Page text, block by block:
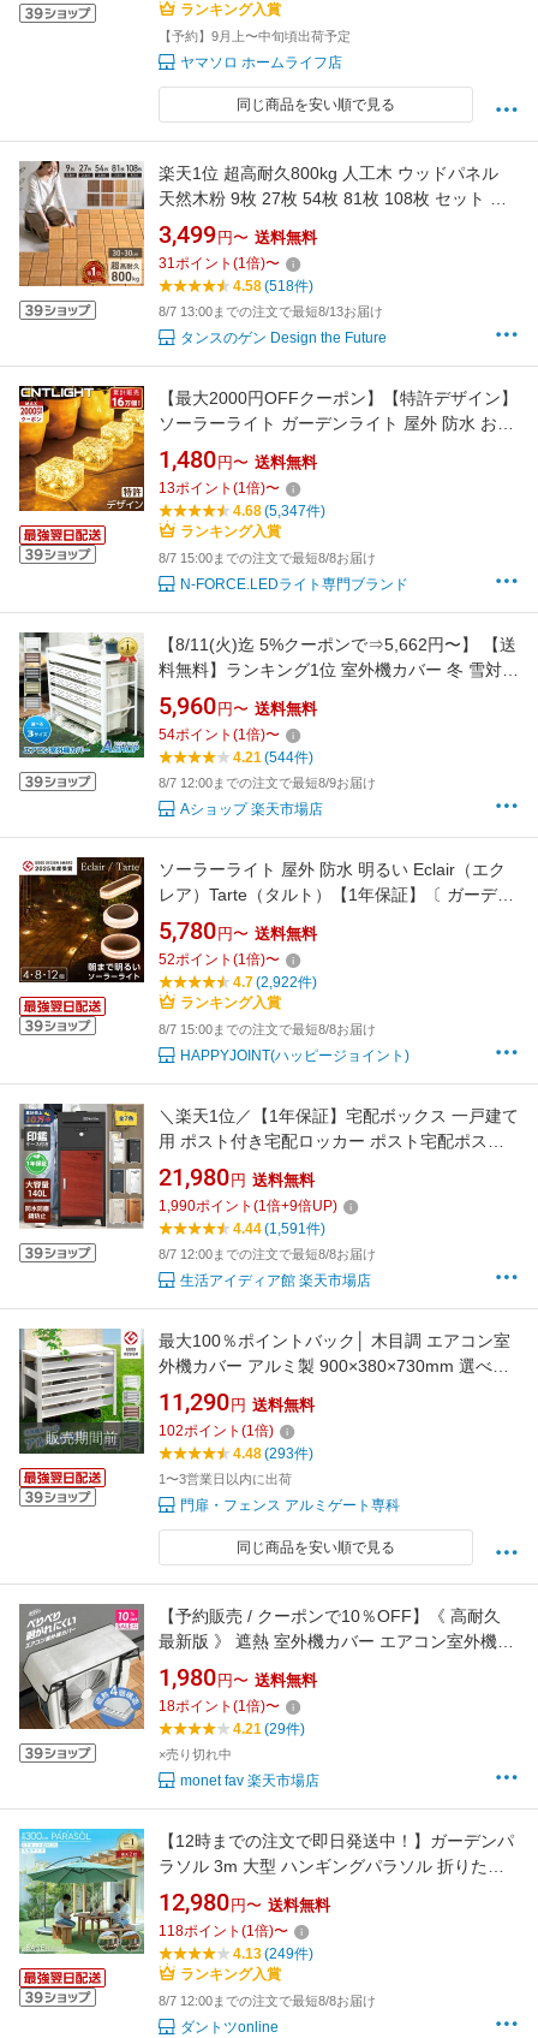
ランキング入賞
【予約】9月上〜中旬頃出荷予定
ヤマソロ ホームライフ店
同じ商品を安い順で見る
楽天1位 超高耐久800kg 人工木 ウッドパネル
天然木粉 9枚 27枚 54枚 81枚 108枚 セット ジ
ョイント ウッドタイル ウッド パネル タイル デ
ッキパネル ウッドデッキ フロアデッキ テラス
ガーデン ガーデニング DIY ジョイント式
3,499 円〜 送料無料
31ポイント (1倍)〜
4.58(518件)
8/7 13:00までの注文で最短8/13お届け
タンスのゲン Design the Future
【最大2000円OFFクーポン】【特許デザイン】
ソーラーライト ガーデンライト 屋外 防水 おし
ゃれ 庭 ライトアップ 外構 かわいい 置き型 埋
め込み式 [ENTLIGHT] V4 V5 V6
1,480 円〜 送料無料
13ポイント (1倍)〜
4.68(5,347件)
ランキング入賞
8/7 15:00までの注文で最短8/8お届け
N-FORCE.LEDライト専門ブランド
【8/11(火)迄 5%クーポンで⇒5,662円〜】 【送
料無料】ランキング1位 室外機カバー 冬 雪対策
エアコン室外機カバー 寒冷地 通気穴 収納 日よ
け 雨よけ 通気孔 通気口 遮光 DIY 室外機ラック
物置 収納棚 ルーバー 目隠し エアコン 庭
5,960 円〜 送料無料
54ポイント (1倍)〜
4.21(544件)
8/7 12:00までの注文で最短8/9お届け
Aショップ 楽天市場店
ソーラーライト 屋外 防水 明るい Eclair（エク
レア）Tarte（タルト）【1年保証】〔 ガーデン
ライト 長時間 庭 埋め込み diy ソーラー 防犯 自
動 LED 照明 外構 センサーライト ウッドデッキ
テラス おしゃれ 〕
5,780 円〜 送料無料
52ポイント (1倍)〜
4.7(2,922件)
ランキング入賞
8/7 15:00までの注文で最短8/8お届け
HAPPYJOINT(ハッピージョイント)
＼楽天1位／【1年保証】宅配ボックス 一戸建て
用 ポスト付き宅配ロッカー ポスト宅配ポスト
大容量140L 両開き 複数投函 防犯 防水 防塵 置
き型 ポスト一体型 北欧 郵便ポスト 配達ボック
ス 不在受取 選べる7色 VARNIC
21,980 円 送料無料
1,990ポイント (1倍+9倍UP)
4.44(1,591件)
8/7 12:00までの注文で最短8/8お届け
生活アイディア館 楽天市場店
販売期間前
最大100％ポイントバック│ 木目調 エアコン室
外機カバー アルミ製 900×380×730mm 選べる
カラバリ 雪対策 錆びに強いグッドデザイン賞
おしゃれ 大型 雨 雪 日除け エアコンカバー ベ
ランダ エクステリア 室外機ラック 白 黒 KB-90
アルマックス KB-90
11,290 円 送料無料
102ポイント (1倍)
4.48(293件)
1〜3営業日以内に出荷
門扉・フェンス アルミゲート専科
同じ商品を安い順で見る
【予約販売 / クーポンで10％OFF】《 高耐久
最新版 》 遮熱 室外機カバー エアコン室外機カ
バー ペリペリ剥がれにくい 断熱 & 日除け 省エ
ネ ベルト 節電 丈夫 ワイド 大型 アルミ 遮熱シ
ート 断熱シート エアコン 室外機 日よけ 保護
劣化防止 エアコンカバー 暑さ対策
1,980 円〜 送料無料
18ポイント (1倍)〜
4.21(29件)
×売り切れ中
monet fav 楽天市場店
【12時までの注文で即日発送中！】ガーデンパ
ラソル 3m 大型 ハンギングパラソル 折りたた
み 釣り下げ型 UVカット 貯水型ベース パラソ
ル 単品 セット 風に強い 屋外 テラス 庭 日除け
ベランダ BBQ キャンプ アウトドア 保証付き
おしゃれ 人気 おすすめ 防水 あす楽
12,980 円〜 送料無料
118ポイント (1倍)〜
4.13(249件)
ランキング入賞
8/7 12:00までの注文で最短8/8お届け
ダントツonline